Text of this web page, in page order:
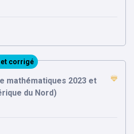
et corrigé
mathématiques 2023 et
du Nord)